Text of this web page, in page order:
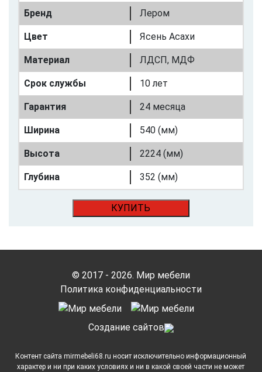
Бренд Лером
Цвет Ясень Асахи
Материал ЛДСП, МДФ
Срок службы 10 лет
Гарантия 24 месяца
Ширина 540 (мм)
Высота 2224 (мм)
Глубина 352 (мм)
КУПИТЬ
© 2017 - 2026. Мир мебели
Политика конфиденциальности
Cоздание сайтов
Контент сайта mirmebeli68.ru носит исключительно информационный
характер и ни при каких условиях и ни в какой своей части не может